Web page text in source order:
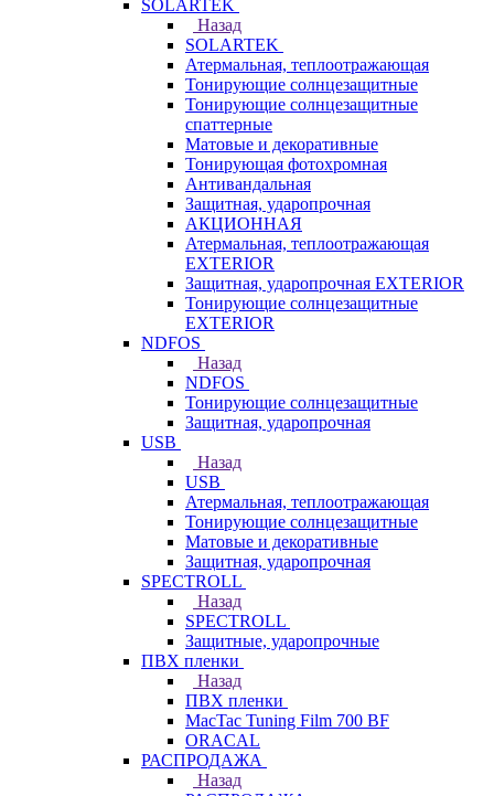
SOLARTEK
Назад
SOLARTEK
Атермальная, теплоотражающая
Тонирующие солнцезащитные
Тонирующие солнцезащитные
спаттерные
Матовые и декоративные
Тонирующая фотохромная
Антивандальная
Защитная, ударопрочная
АКЦИОННАЯ
Атермальная, теплоотражающая
EXTERIOR
Защитная, ударопрочная EXTERIOR
Тонирующие солнцезащитные
EXTERIOR
NDFOS
Назад
NDFOS
Тонирующие солнцезащитные
Защитная, ударопрочная
USB
Назад
USB
Атермальная, теплоотражающая
Тонирующие солнцезащитные
Матовые и декоративные
Защитная, ударопрочная
SPECTROLL
Назад
SPECTROLL
Защитные, ударопрочные
ПВХ пленки
Назад
ПВХ пленки
MacTac Tuning Film 700 BF
ORACAL
РАСПРОДАЖА
Назад